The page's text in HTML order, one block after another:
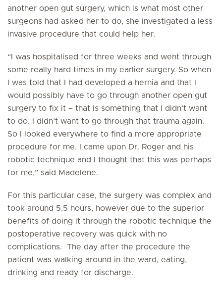
another open gut surgery, which is what most other
surgeons had asked her to do, she investigated a less
invasive procedure that could help her.
“I was hospitalised for three weeks and went through
some really hard times in my earlier surgery. So when
I was told that I had developed a hernia and that I
would possibly have to go through another open gut
surgery to fix it – that is something that I didn’t want
to do. I didn’t want to go through that trauma again.
So I looked everywhere to find a more appropriate
procedure for me. I came upon Dr. Roger and his
robotic technique and I thought that this was perhaps
for me,” said Madelene.
For this particular case, the surgery was complex and
took around 5.5 hours, however due to the superior
benefits of doing it through the robotic technique the
postoperative recovery was quick with no
complications. The day after the procedure the
patient was walking around in the ward, eating,
drinking and ready for discharge.